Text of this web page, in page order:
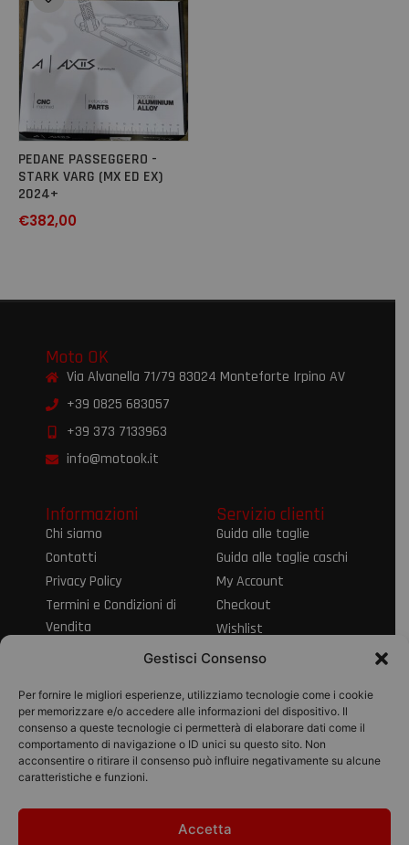
Gestisci Consenso
Per fornire le migliori esperienze, utilizziamo tecnologie come i cookie
per memorizzare e/o accedere alle informazioni del dispositivo. Il
consenso a queste tecnologie ci permetterà di elaborare dati come il
comportamento di navigazione o ID unici su questo sito. Non
acconsentire o ritirare il consenso può influire negativamente su alcune
caratteristiche e funzioni.
Accetta
PEDANE PASSEGGERO -
STARK VARG (MX ED EX)
2024+
€382,00
Moto OK
Via Alvanella 71/79 83024 Monteforte Irpino AV
+39 0825 683057
+39 373 7133963
info@motook.it
Informazioni
Chi siamo
Contatti
Privacy Policy
Termini e Condizioni di
Vendita
Informativa sul Diritto
Servizio clienti
Guida alle taglie
Guida alle taglie caschi
My Account
Checkout
Wishlist
Spedizioni e resi
pagamento
Pagamenti